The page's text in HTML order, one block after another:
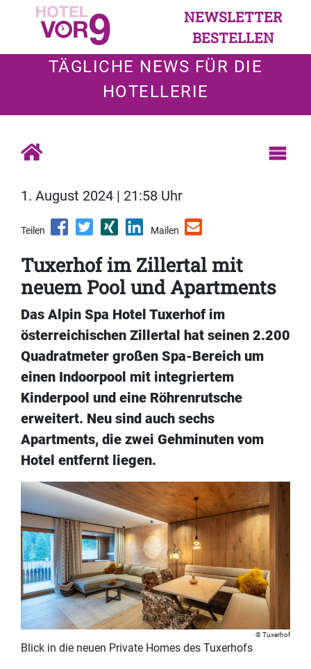
NEWSLETTER
BESTELLEN
TÄGLICHE NEWS FÜR DIE
HOTELLERIE
1. August 2024 | 21:58 Uhr
Teilen Mailen
Tuxerhof im Zillertal mit
neuem Pool und Apartments
Das Alpin Spa Hotel Tuxerhof im
österreichischen Zillertal hat seinen 2.200
Quadratmeter großen Spa-Bereich um
einen Indoorpool mit integriertem
Kinderpool und eine Röhrenrutsche
erweitert. Neu sind auch sechs
Apartments, die zwei Gehminuten vom
Hotel entfernt liegen.
Tuxerhof
Blick in die neuen Private Homes des Tuxerhofs